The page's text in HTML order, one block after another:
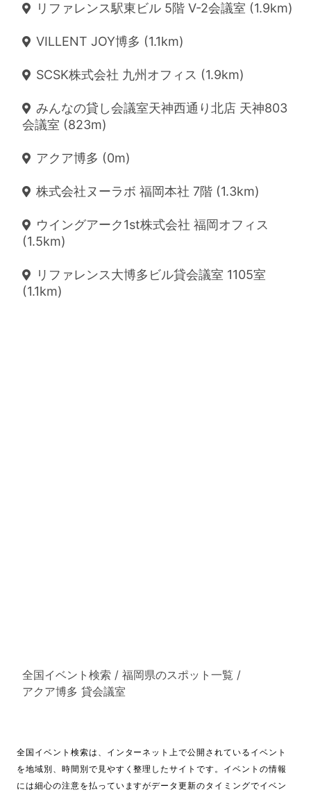
リファレンス駅東ビル 5階 V-2会議室 (1.9km)
VILLENT JOY博多 (1.1km)
SCSK株式会社 九州オフィス (1.9km)
みんなの貸し会議室天神西通り北店 天神803
会議室 (823m)
アクア博多 (0m)
株式会社ヌーラボ 福岡本社 7階 (1.3km)
ウイングアーク1st株式会社 福岡オフィス
(1.5km)
リファレンス大博多ビル貸会議室 1105室
(1.1km)
全国イベント検索 / 福岡県のスポット一覧 /
アクア博多 貸会議室
全国イベント検索は、インターネット上で公開されているイベント
を地域別、時間別で見やすく整理したサイトです。イベントの情報
には細心の注意を払っていますがデータ更新のタイミングでイベン